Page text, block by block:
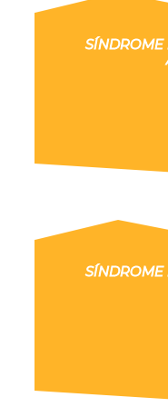
SÍNDROME
SÍNDROME